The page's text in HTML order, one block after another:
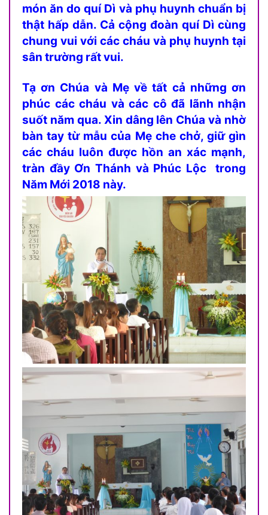
món ăn do quí Dì và phụ huynh chuẩn bị
thật hấp dẫn. Cả cộng đoàn quí Dì cùng
chung vui với các cháu và phụ huynh tại
sân trường rất vui.
Tạ ơn Chúa và Mẹ về tất cả những ơn
phúc các cháu và các cô đã lãnh nhận
suốt năm qua. Xin dâng lên Chúa và nhờ
bàn tay từ mẫu của Mẹ che chở, giữ gìn
các cháu luôn được hồn an xác mạnh,
tràn đầy Ơn Thánh và Phúc Lộc trong
Năm Mới 2018 này.